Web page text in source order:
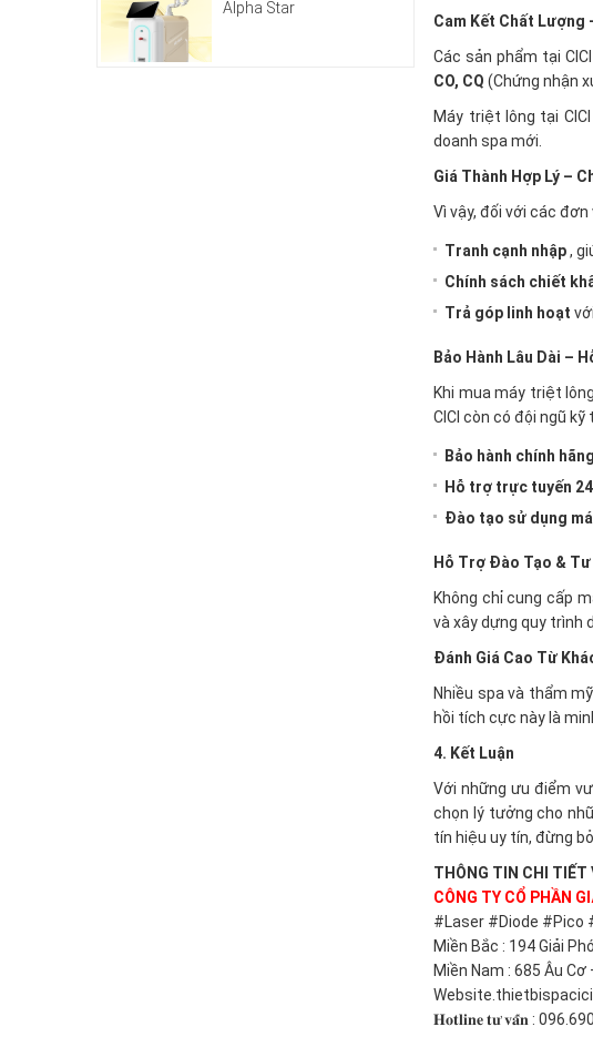
Cam Kết Chất Lượng
Các sản phẩm tại
CO, CQ (Chứng nhận
Máy triệt lông tại
doanh spa mới.
Giá Thành Hợp Lý –
Vì vậy, đối với các
Tranh cạnh nhập,
Chính sách chiết
Trả góp linh hoạt
Bảo Hành Lâu Dài –
Khi mua máy triệt
CICI còn có đội ngũ
Bảo hành chính hãng
Hỗ trợ trực tuyến
Đào tạo sử dụng
Hỗ Trợ Đào Tạo & Tư
Không chỉ cung cấp
và xây dựng quy trình
Đánh Giá Cao Từ
Nhiều spa và thẩm
hồi tích cực này là
4. Kết Luận
Với những ưu điểm
chọn lý tưởng cho
tín hiệu uy tín, đừng
THÔNG TIN CHI TIẾT
CÔNG TY CỔ PHẦN
#Laser #Diode
Miền Bắc : 194 Giải
Miền Nam : 685 Âu
𝐇𝐨𝐭𝐥𝐢𝐧𝐞 𝐭𝐮̛ 𝐯𝐚̂́𝐧 :
Alpha Star